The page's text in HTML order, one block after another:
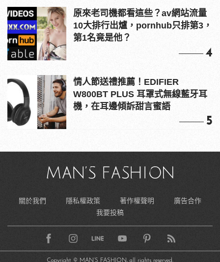
原來老司機都看這些？av網站流量
10大排行出爐，pornhub只排第3，
第1名竟是他？
4
情人節送禮推薦！EDIFIER
W800BT PLUS 耳罩式無線藍牙耳
機，在耳邊傾訴甜言蜜語
5
關於我們 隱私權政策 著作權聲明
廣告合作
我要投稿
Copyright © MAN’S FASHION, all rights reserved.